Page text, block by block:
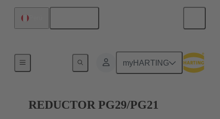
myHARTING
REDUCTOR PG29/PG21